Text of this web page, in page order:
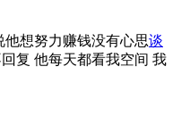
想努力赚钱没有心思谈
复 他每天都看我空间 我